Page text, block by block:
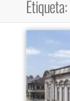
Etiqueta: